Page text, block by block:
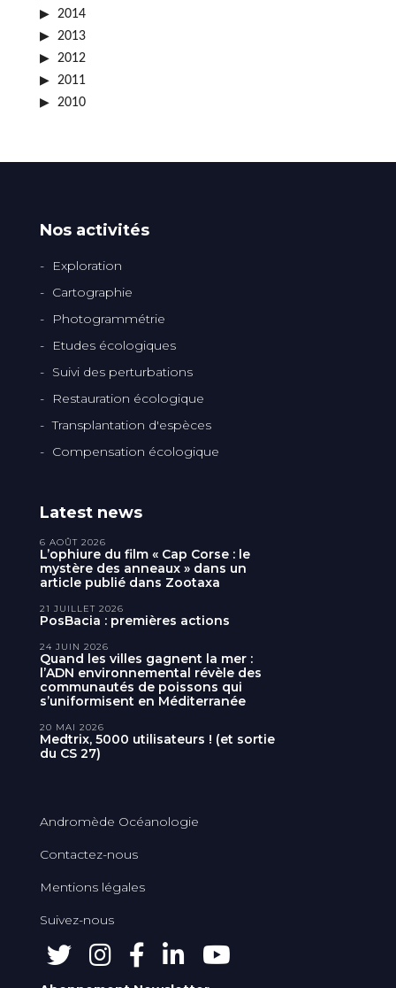
2014
2013
2012
2011
2010
Nos activités
Exploration
Cartographie
Photogrammétrie
Etudes écologiques
Suivi des perturbations
Restauration écologique
Transplantation d'espèces
Compensation écologique
Latest news
L’ophiure du film « Cap Corse : le
mystère des anneaux » dans un
article publié dans Zootaxa
6 AOÛT 2026
PosBacia : premières actions
21 JUILLET 2026
Quand les villes gagnent la mer :
l’ADN environnemental révèle des
communautés de poissons qui
s’uniformisent en Méditerranée
24 JUIN 2026
Medtrix, 5000 utilisateurs ! (et sortie
du CS 27)
20 MAI 2026
Andromède Océanologie
Contactez-nous
Mentions légales
Suivez-nous